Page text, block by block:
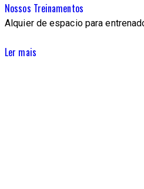
Nossos Treinamentos
Alquier de espacio para
Ler mais